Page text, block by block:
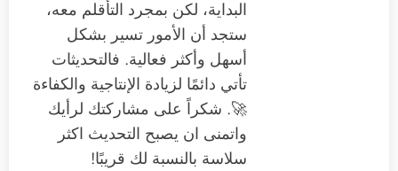
البداية، لكن بمجرد التأقلم معه،
ستجد أن الأمور تسير بشكل
أسهل وأكثر فعالية. فالتحديثات
تأتي دائمًا لزيادة الإنتاجية والكفاءة
🚀. شكراً على مشاركتك لرأيك
واتمنى ان يصبح التحديث اكثر
سلاسة بالنسبة لك قريبًا!